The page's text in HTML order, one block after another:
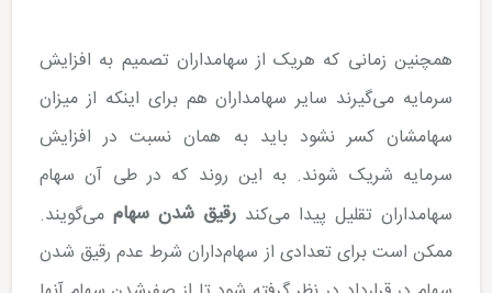
همچنین زمانی که هریک از سهامداران تصمیم به افزایش
سرمایه می‌گیرند سایر سهامداران هم برای اینکه از میزان
سهامشان کسر نشود باید به همان نسبت در افزایش
سرمایه شریک شوند. به این روند که در طی آن سهام
سهامداران تقلیل پیدا می‌کند رقیق شدن سهاممی‌گویند.
ممکن است برای تعدادی از سهام‌داران شرط عدم رقیق شدن